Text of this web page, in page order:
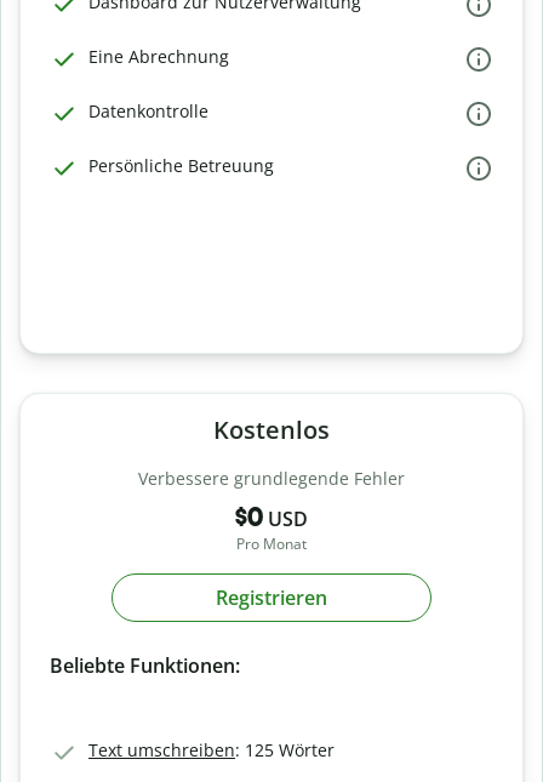
Eine Abrechnung
Datenkontrolle
Persönliche Betreuung
Kostenlos
Verbessere grundlegende Fehler
$0 USD
Pro Monat
Registrieren
Beliebte Funktionen:
Text umschreiben: 125 Wörter